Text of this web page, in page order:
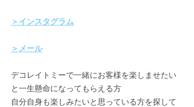
＞インスタグラム
＞メール
デコレイトミーで一緒にお客様を楽しませたい
と一生懸命になってもらえる方
自分自身も楽しみたいと思っている方を探して